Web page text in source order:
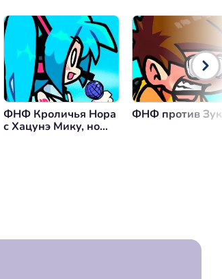
ФНФ Кроличья Нора
с Хацунэ Мику, но
ФНФ против